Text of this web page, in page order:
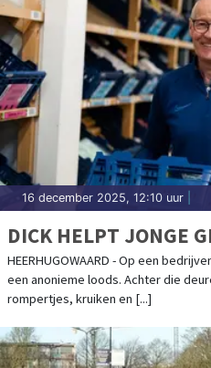
16 december 2025, 12:10 uur
DICK HELPT JONGE
HEERHUGOWAARD - Op een
een anonieme loods. Achter die
rompertjes, kruiken en [...]